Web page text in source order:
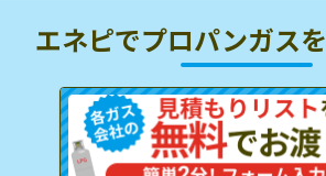
エネピでプロパンガスを